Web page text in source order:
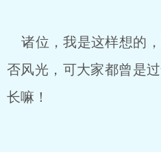
诸位，我是这样想的
否风光，可大家都曾是
长嘛！